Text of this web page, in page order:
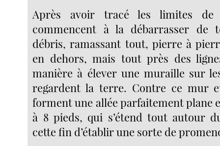
Après avoir tracé les limites de
commencent à la débarrasser de
débris, ramassant tout, pierre à
en dehors, mais tout près des
manière à élever une muraille sur
regardent la terre. Contre ce mur
forment une allée parfaitement plane
à 8 pieds, qui s’étend tout autour
cette fin d’établir une sorte de